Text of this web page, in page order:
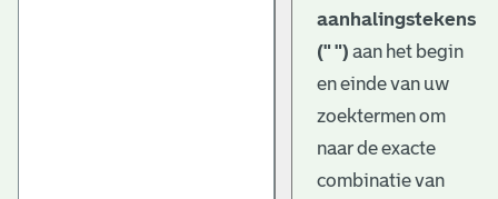
aanhalingstekens
(" ") aan het begin
en einde van uw
zoektermen om
naar de exacte
combinatie van